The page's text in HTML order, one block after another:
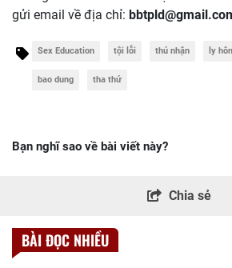
gửi email về địa chỉ:
Sex Education tội lỗi thú nhận ly hôn
bao dung tha thứ
Bạn nghĩ sao về bài viết này?
Chia sẻ
BÀI ĐỌC NHIỀU